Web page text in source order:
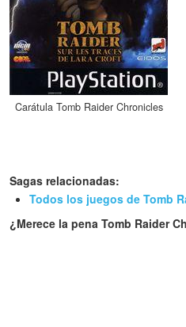
Carátula Tomb Raider Chronicles
Sagas relacionadas:
Todos los juegos de Tomb
¿Merece la pena Tomb Raider